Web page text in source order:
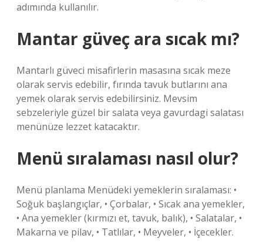
adımında kullanılır.
Mantar güveç ara sıcak mı?
Mantarlı güveci misafirlerin masasına sıcak meze
olarak servis edebilir, fırında tavuk butlarını ana
yemek olarak servis edebilirsiniz. Mevsim
sebzeleriyle güzel bir salata veya gavurdagi salatası
menünüze lezzet katacaktır.
Menü sıralaması nasıl olur?
Menü planlama Menüdeki yemeklerin sıralaması: •
Soğuk başlangıçlar, • Çorbalar, • Sıcak ana yemekler,
• Ana yemekler (kırmızı et, tavuk, balık), • Salatalar, •
Makarna ve pilav, • Tatlılar, • Meyveler, • İçecekler.